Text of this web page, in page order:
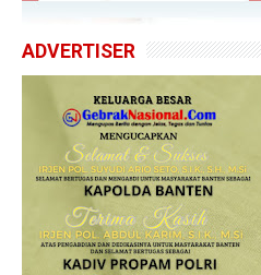
ADVERTISER